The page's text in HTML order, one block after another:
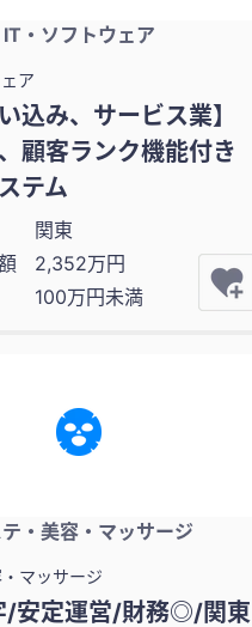
IT・ソフトウェア
ア
込み、サービス業】
顧客ランク機能付き
テム
関東
2,352万円
100万円未満
・美容・マッサージ
マッサージ
/安定運営/財務◎/関東